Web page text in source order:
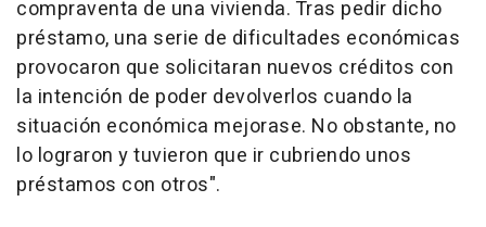
compraventa de una vivienda. Tras pedir dicho
préstamo, una serie de dificultades económicas
provocaron que solicitaran nuevos créditos con
la intención de poder devolverlos cuando la
situación económica mejorase. No obstante, no
lo lograron y tuvieron que ir cubriendo unos
préstamos con otros".